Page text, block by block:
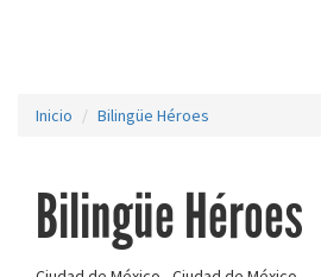
Inicio Bilingüe Héroes
Bilingüe Héroes